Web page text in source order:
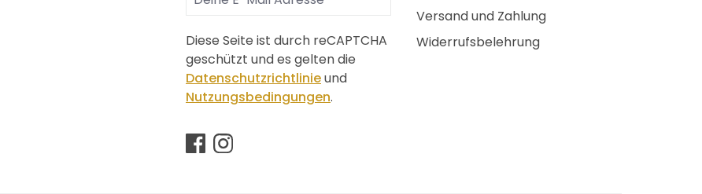
Diese Seite ist durch reCAPTCHA
geschützt und es gelten die
Datenschutzrichtlinieund
Nutzungsbedingungen.
Versand und Zahlung
Widerrufsbelehrung